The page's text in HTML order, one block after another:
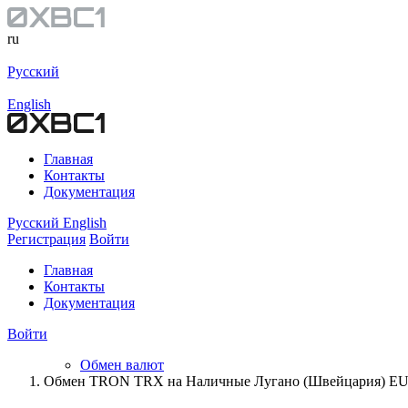
ru
Русский
English
Главная
Контакты
Документация
Русский English
Регистрация Войти
Главная
Контакты
Документация
Войти
Обмен валют
Обмен TRON TRX на Наличные Лугано (Швейцария)